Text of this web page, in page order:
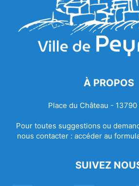
À PROPOS
Place du Château - 13790
Pour toutes suggestions ou
nous contacter : accéder au
SUIVEZ